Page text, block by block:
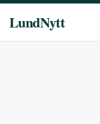
LundNytt